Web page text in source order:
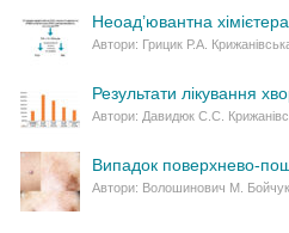
Неоад’ювантна
Автори: Грицик Р.А.
Результати лікування
Автори: Давидюк С.С.
Випадок поверхнево-
Автори: Волошинович М.